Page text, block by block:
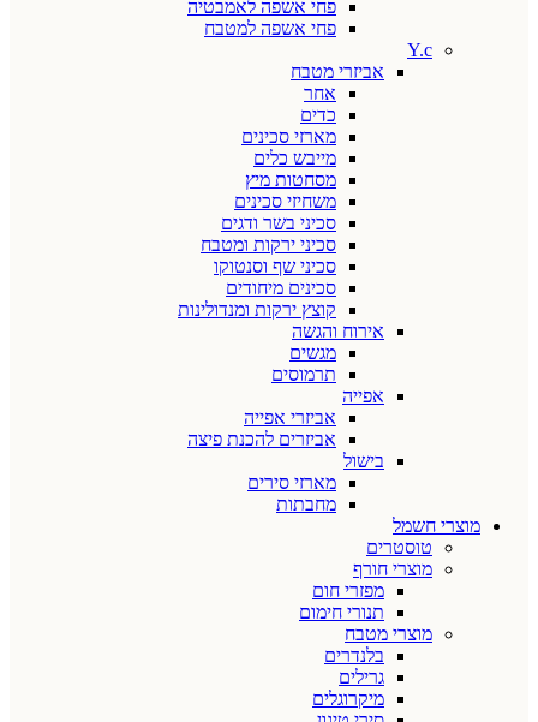
פחי אשפה לאמבטיה
פחי אשפה למטבח
Y.c
אביזרי מטבח
אחר
כדים
מארזי סכינים
מייבש כלים
מסחטות מיץ
משחיזי סכינים
סכיני בשר ודגים
סכיני ירקות ומטבח
סכיני שף וסנטוקו
סכינים מיחודים
קוצץ ירקות ומנדולינות
אירוח והגשה
מגשים
תרמוסים
אפייה
אביזרי אפייה
אביזרים להכנת פיצה
בישול
מארזי סירים
מחבתות
מוצרי חשמל
טוסטרים
מוצרי חורף
מפזרי חום
תנורי חימום
מוצרי מטבח
בלנדרים
גרילים
מיקרוגלים